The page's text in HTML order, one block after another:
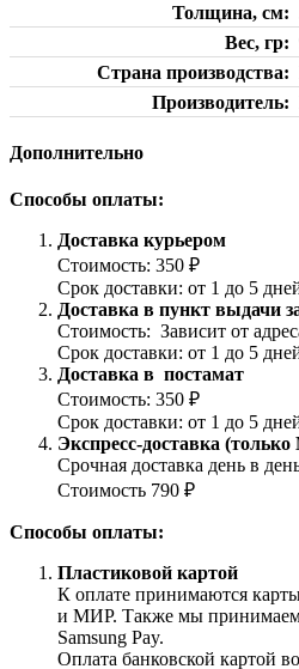
Толщина, см
Вес, гр
Страна производства
Производитель
Дополнительно
Способы оплаты:
Доставка курьером
Стоимость: 350 ₽
Срок доставки: от 1 до 5
Доставка в пункт выдачи
Стоимость: Зависит от
Срок доставки: от 1 до 5
Доставка в постамат
Стоимость: 350 ₽
Срок доставки: от 1 до 5
Экспресс-доставка
Срочная доставка день в
Стоимость 790 ₽
Способы оплаты:
Пластиковой картой
К оплате принимаются
и МИР. Также мы принимаем
Samsung Pay.
Оплата банковской картой